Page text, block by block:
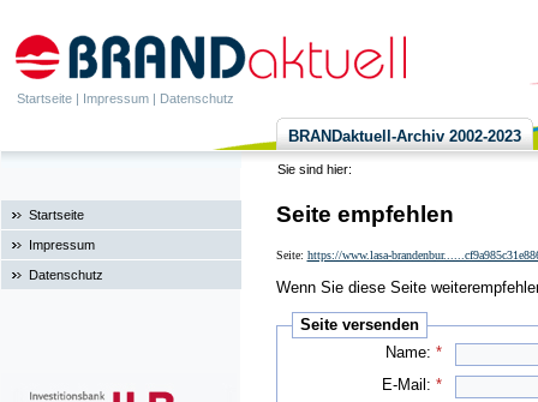
Startseite | Impressum | Datenschutz
BRANDaktuell-Archiv 2002-2023
Sie sind hier:
Startseite
Impressum
Datenschutz
Seite empfehlen
Seite: https://www.lasa-
Wenn Sie diese Seite
Seite versenden
Name:*
E-Mail:*